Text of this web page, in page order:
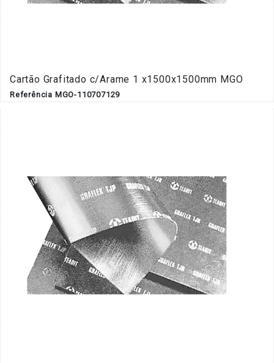
Cartão Grafitado c/Arame 1 x1500x1500mm MGO
Referência MGO-110707129